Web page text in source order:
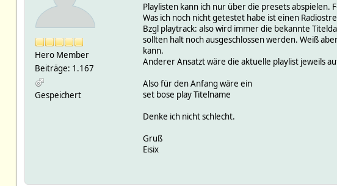
Hero Member
Beiträge: 1.167
Gespeichert
Playlisten kann ich nur über die presets abspielen.
Was ich noch nicht getestet habe ist einen
Bzgl playtrack: also wird immer die bekannte
sollten halt noch ausgeschlossen werden. Weiß
kann.
Anderer Ansatzt wäre die aktuelle playlist jeweils
Also für den Anfang wäre ein
set bose play Titelname
Denke ich nicht schlecht.
Gruß
Eisix